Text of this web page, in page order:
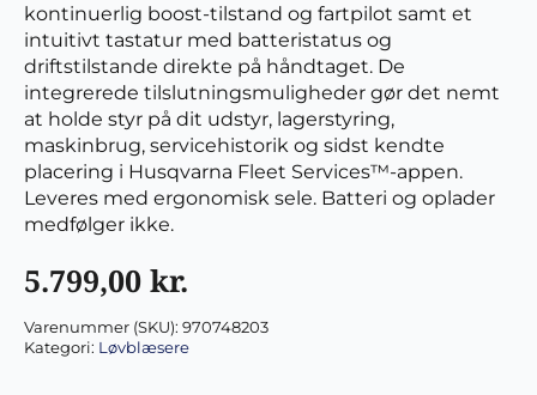
kontinuerlig boost-tilstand og fartpilot samt et
intuitivt tastatur med batteristatus og
driftstilstande direkte på håndtaget. De
integrerede tilslutningsmuligheder gør det nemt
at holde styr på dit udstyr, lagerstyring,
maskinbrug, servicehistorik og sidst kendte
placering i Husqvarna Fleet Services™-appen.
Leveres med ergonomisk sele. Batteri og oplader
medfølger ikke.
5.799,00 kr.
Varenummer (SKU): 970748203
Kategori: Løvblæsere